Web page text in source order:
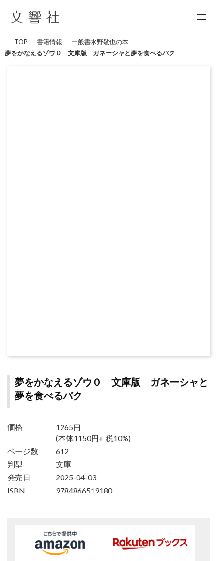
menu
TOP 書籍情報 一般書水野敬也の本
夢をかなえるゾウ０ 文庫版 ガネーシャと夢を食べるバク
夢をかなえるゾウ０ 文庫版 ガネーシャと
夢を食べるバク
価格
1265円
(本体1150円+ 税10%)
ページ数
612
判型
文庫
発売日
2025-04-03
ISBN
9784866519180